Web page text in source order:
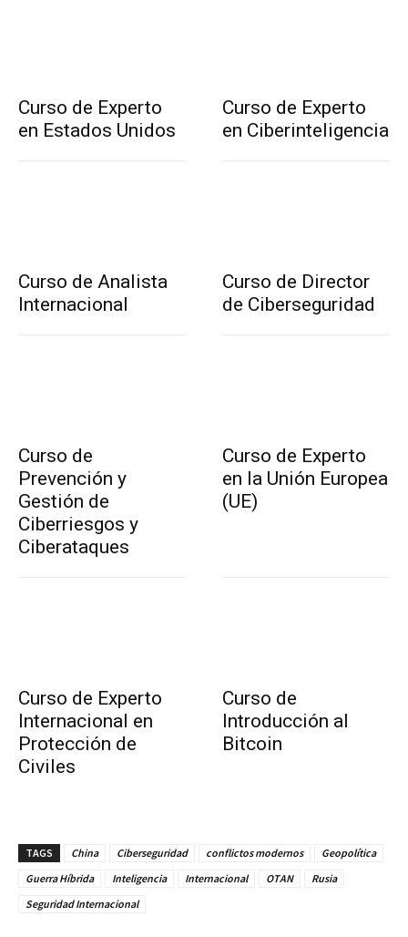
Curso de Experto
en Estados Unidos
Curso de Experto
en Ciberinteligencia
Curso de Analista
Internacional
Curso de Director
de Ciberseguridad
Curso de
Prevención y
Gestión de
Ciberriesgos y
Ciberataques
Curso de Experto
en la Unión Europea
(UE)
Curso de Experto
Internacional en
Protección de
Civiles
Curso de
Introducción al
Bitcoin
TAGS China Ciberseguridad conflictos modernos
Geopolítica
Guerra Híbrida
Inteligencia Internacional OTAN
Rusia
Seguridad Internacional